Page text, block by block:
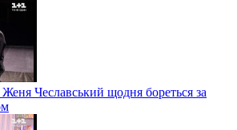
Чеславський щодня бореться за